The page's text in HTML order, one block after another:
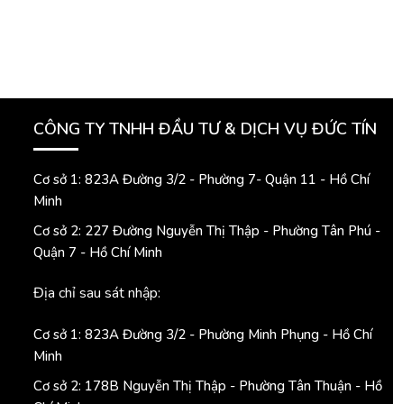
CÔNG TY TNHH ĐẦU TƯ & DỊCH VỤ ĐỨC TÍN
Cơ sở 1: 823A Đường 3/2 - Phường 7- Quận 11 - Hồ Chí
Minh
Cơ sở 2: 227 Đường Nguyễn Thị Thập - Phường Tân Phú -
Quận 7 - Hồ Chí Minh
Địa chỉ sau sát nhập:
Cơ sở 1: 823A Đường 3/2 - Phường Minh Phụng - Hồ Chí
Minh
Cơ sở 2: 178B Nguyễn Thị Thập - Phường Tân Thuận - Hồ